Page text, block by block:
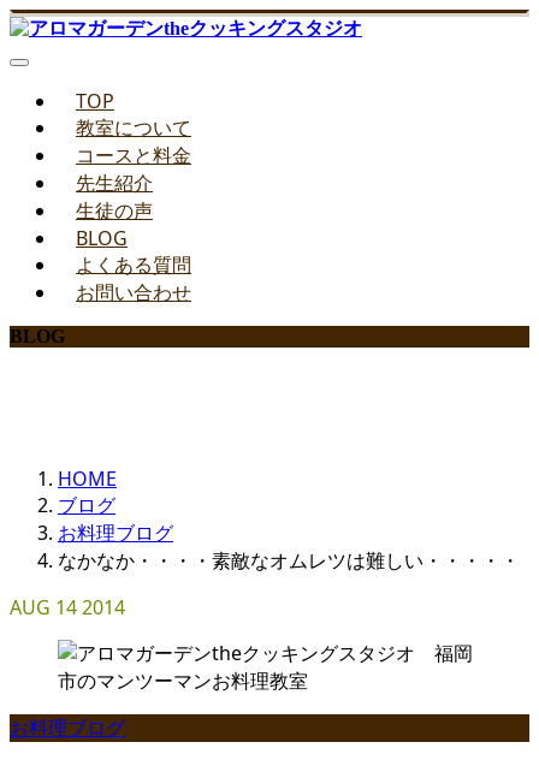
TOP
教室について
コースと料金
先生紹介
生徒の声
BLOG
よくある質問
お問い合わせ
BLOG
HOME
ブログ
お料理ブログ
なかなか・・・・素敵なオムレツは難しい・・・・・
AUG 142014
お料理ブログ